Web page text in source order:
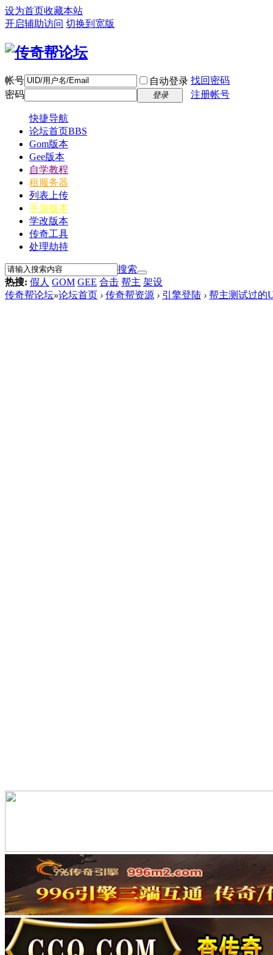
设为首页收藏本站
开启辅助访问 切换到宽版
帐号 自动登录 找回密码
密码
登录 注册帐号
快捷导航
论坛首页BBS
Gom版本
Gee版本
自学教程
租服务器
列表上传
手游版本
学改版本
传奇工具
处理劫持
搜索
热搜: 假人 GOM GEE 合击 帮主 架设
传奇帮论坛»论坛首页 › 传奇帮资源 › 引擎登陆 › 帮主测试过的